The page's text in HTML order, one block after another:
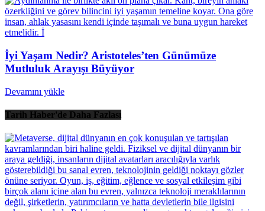
İyi Yaşam Nedir? Aristoteles’ten Günümüze
Mutluluk Arayışı Büyüyor
Devamını yükle
Tarih Haber'de Daha Fazlası